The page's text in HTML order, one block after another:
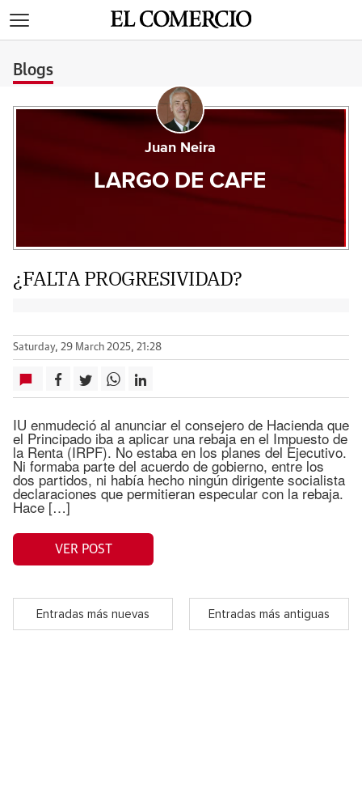
Blogs
Juan Neira
LARGO DE CAFE
¿FALTA PROGRESIVIDAD?
Saturday, 29 March 2025, 21:28
IU enmudeció al anunciar el consejero de Hacienda que
el Principado iba a aplicar una rebaja en el Impuesto de
la Renta (IRPF). No estaba en los planes del Ejecutivo.
Ni formaba parte del acuerdo de gobierno, entre los
dos partidos, ni había hecho ningún dirigente socialista
declaraciones que permitieran especular con la rebaja.
Hace […]
VER POST
Entradas más nuevas Entradas más antiguas